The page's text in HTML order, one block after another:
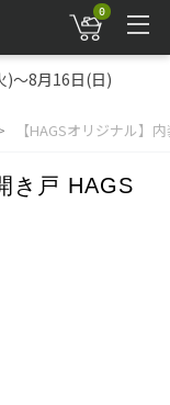
0
)～8月16日(日)
【HAGSオリジナル】
き戸 HAGS